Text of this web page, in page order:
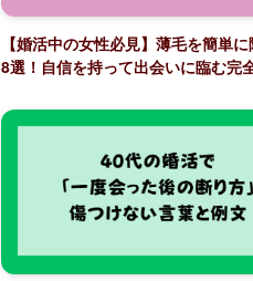
【婚活中の女性必見】薄毛を簡単
8選！自信を持って出会いに臨む完